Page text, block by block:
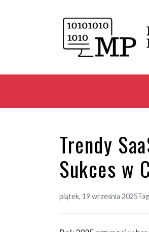
Trendy
Sukces w
piątek, 19 września 2025